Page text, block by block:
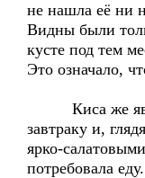
не нашла её ни
Видны были
кусте под тем
Это означало,
Киса же
завтраку и,
ярко-
потребовала